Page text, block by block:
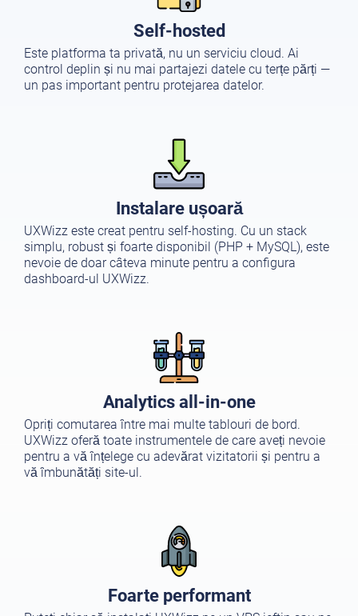
Self-hosted
Este platforma ta privată, nu un serviciu cloud. Ai
control deplin și nu mai partajezi datele cu terțe părți —
un pas important pentru protejarea datelor.
Instalare ușoară
UXWizz este creat pentru self-hosting. Cu un stack
simplu, robust și foarte disponibil (PHP + MySQL), este
nevoie de doar câteva minute pentru a configura
dashboard-ul UXWizz.
Analytics all-in-one
Opriți comutarea între mai multe tablouri de bord.
UXWizz oferă toate instrumentele de care aveți nevoie
pentru a vă înțelege cu adevărat vizitatorii și pentru a
vă îmbunătăți site-ul.
Foarte performant